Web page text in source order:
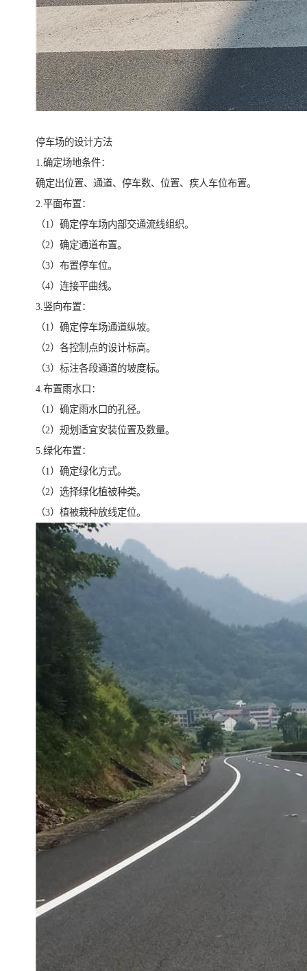
停车场的设计方法
1.确定场地条件：
确定出位置、通道、停车数、位置、疾人车位布置。
2.平面布置：
（1）确定停车场内部交通流线组织。
（2）确定通道布置。
（3）布置停车位。
（4）连接平曲线。
3.竖向布置：
（1）确定停车场通道纵坡。
（2）各控制点的设计标高。
（3）标注各段通道的坡度标。
4.布置雨水口：
（1）确定雨水口的孔径。
（2）规划适宜安装位置及数量。
5.绿化布置：
（1）确定绿化方式。
（2）选择绿化植被种类。
（3）植被栽种放线定位。